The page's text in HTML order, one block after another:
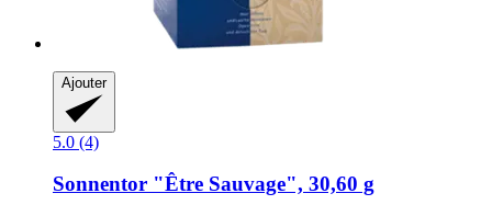
Ajouter
5.0 (4)
Sonnentor "Être Sauvage", 30,60 g